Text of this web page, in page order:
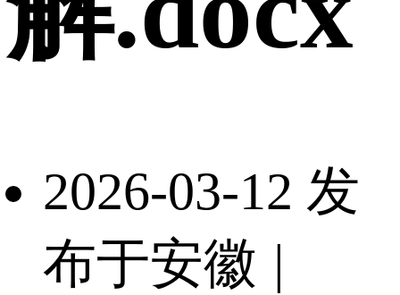
2026-03-12 发
布于安徽 |